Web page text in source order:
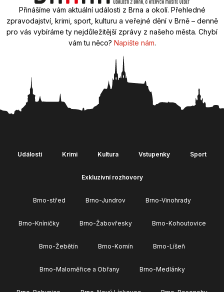
Přinášíme vám aktuální události z Brna a okolí. Přehledné
zpravodajství, krimi, sport, kulturu a veřejné dění v Brně – denně
pro vás vybíráme ty nejdůležitější zprávy z našeho města. Chybí
vám tu něco? Napište nám.
Události Krimi Kultura Vstupenky Sport
Exkluzivní rozhovory
Brno-střed Brno-Jundrov Brno-Vinohrady
Brno-Kníničky Brno-Žabovřesky Brno-Kohoutovice
Brno-Žebětín Brno-Komín Brno-Líšeň
Brno-Maloměřice a Obřany Brno-Medlánky